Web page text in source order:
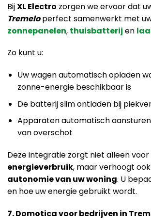
BijXL Electro zorgen we ervoor dat
Tremeloperfect samenwerkt met
zonnepanelen, thuisbatterij en
Zo kunt u:
Uw wagen automatisch opladen
zonne-energie beschikbaar is
De batterij slim ontladen bij
Apparaten automatisch
van overschot
Deze integratie zorgt niet alleen voor
energieverbruik, maar verhoogt
autonomie van uw woning. U
en hoe uw energie gebruikt wordt.
7. Domotica voor bedrijven in